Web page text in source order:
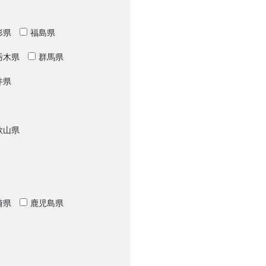
県 福島県
木県 群馬県
県
山県
県 鹿児島県